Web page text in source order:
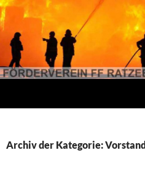
Archiv der Kategorie: Vorstand